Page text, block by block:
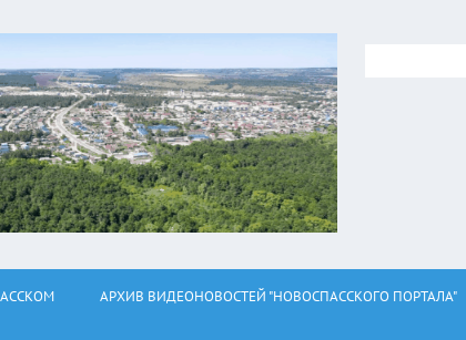
АРХИВ ВИДЕОНОВОСТЕЙ "НОВОСПАССКОГО ПОРТАЛА"